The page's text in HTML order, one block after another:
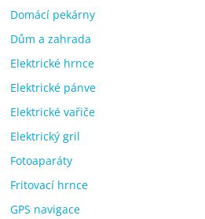
Domácí pekárny
Dům a zahrada
Elektrické hrnce
Elektrické pánve
Elektrické vařiče
Elektrický gril
Fotoaparáty
Fritovací hrnce
GPS navigace